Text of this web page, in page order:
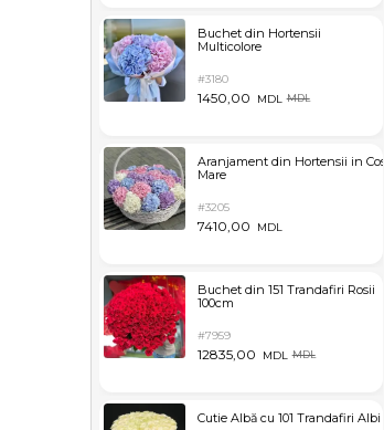
Buchet din Hortensii
Multicolore
#3180
1450,00 MDL MDL
Aranjament din Hortensii in Cos
Mare
#3205
7410,00 MDL
Buchet din 151 Trandafiri Rosii
100cm
#7959
12835,00 MDL MDL
Cutie Albă cu 101 Trandafiri Albi